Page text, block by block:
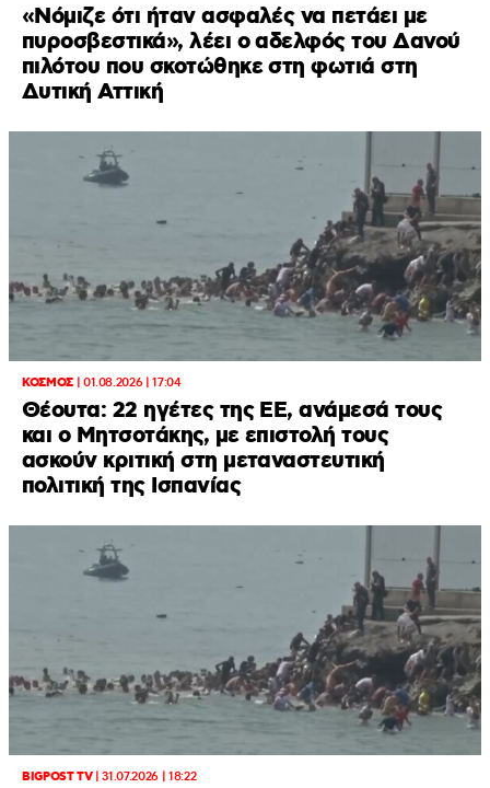
«Νόμιζε ότι ήταν ασφαλές να πετάει με
πυροσβεστικά», λέει ο αδελφός του Δανού
πιλότου που σκοτώθηκε στη φωτιά στη
Δυτική Αττική
ΚΟΣΜΟΣ| 01.08.2026 | 17:04
Θέουτα: 22 ηγέτες της ΕΕ, ανάμεσά τους
και ο Μητσοτάκης, με επιστολή τους
ασκούν κριτική στη μεταναστευτική
πολιτική της Ισπανίας
BIGPOST TV|31.07.2026 | 18:22